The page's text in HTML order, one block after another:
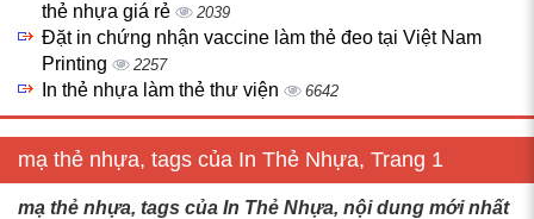
thẻ nhựa giá rẻ
2039
Đặt in chứng nhận vaccine làm thẻ đeo tại Việt Nam
Printing
2257
In thẻ nhựa làm thẻ thư viện 6642
mạ thẻ nhựa, tags của In Thẻ Nhựa, Trang 1
mạ thẻ nhựa, tags của In Thẻ Nhựa, nội dung mới nhất